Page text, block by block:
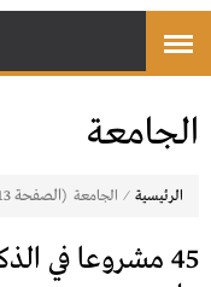
الجامعة
الرئيسية ⁄ الجامعة (الصفحة 13)